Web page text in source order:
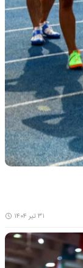
۳۱ تیر ۱۴۰۴